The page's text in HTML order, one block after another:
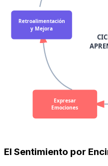
Expresar
Emociones
Retroalimentación
y Mejora
El Sentimiento por